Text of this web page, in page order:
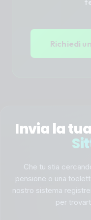
Richiedi
Invia la
Che tu stia
pensione o una
nostro sistema
per